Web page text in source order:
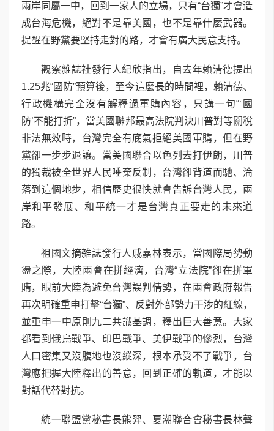
兩岸同屬一中，回到一家人的立場，只有“台獨”才會造
成台海危機，絕對不是靠美國，也不是靠什麼武器。
提醒在野黨要堅持走對的路，才會有廣大民意支持。
觀察雜誌社發行人紀欣指出，自去年賴清德提出
1.25兆“國防”預算後，至今這麼長的時間裡，賴清德、
行政機構完全沒有解釋過軍購內容，只講一句“‘國
防’不能打折”，當美國聯邦最高法院判決川普對等關稅
非法無效時，台灣完全有底氣拒絕美國軍購，但在野
黨卻一步步退讓。當美國聯合以色列去打伊朗，川普
的獨裁被全世界人民唾棄反制，台灣卻背道而馳、淪
落到這個地步，相信歷史很快就會告訴台灣人民，兩
岸和平發展、和平統一才是台灣真正要走的未來道
路。
祖國文摘雜誌發行人戚嘉林表示，當國際局勢動
盪之際，大陸兩會在拼經濟，台灣“立法院”卻在拼軍
購，眼前大陸為避免台灣誤判情勢，在兩會政府報告
再次明確重申打擊“台獨”、反對外部勢力干涉的紅線，
並重申一中原則九二共識基調，釋出巨大善意。大家
都看到俄烏戰爭、印巴戰爭、美伊戰爭的慘烈，台灣
人口密集又沒腹地也沒縱深，根本承受不了戰爭，台
灣應把握大陸釋出的善意，回到正確的軌道，才能以
對話代替對抗。
統一聯盟黨秘書長熊羿、夏潮聯合會秘書長林聲